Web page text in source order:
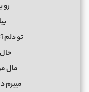
رو
تو دلم
مال
میبرم